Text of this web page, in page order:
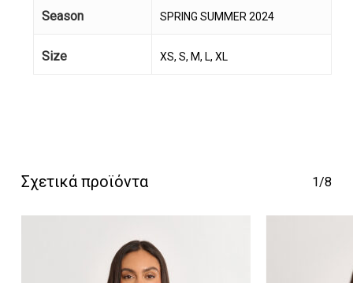
Season SPRING SUMMER 2024
Size XS, S, M, L, XL
Σχετικά προϊόντα 1/8